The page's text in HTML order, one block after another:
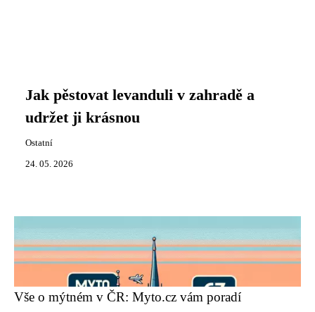
Jak pěstovat levanduli v zahradě a
udržet ji krásnou
Ostatní
24. 05. 2026
Vše o mýtném v ČR: Myto.cz vám poradí